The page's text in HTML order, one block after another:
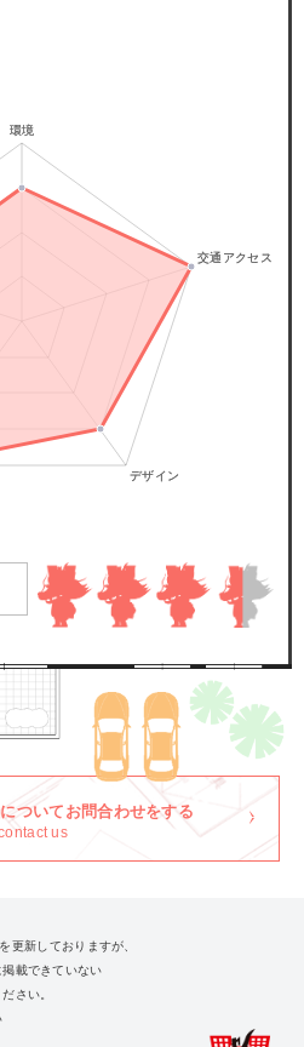
ついてお問合わせをする
us
更新しておりますが、
載できていない
さい。